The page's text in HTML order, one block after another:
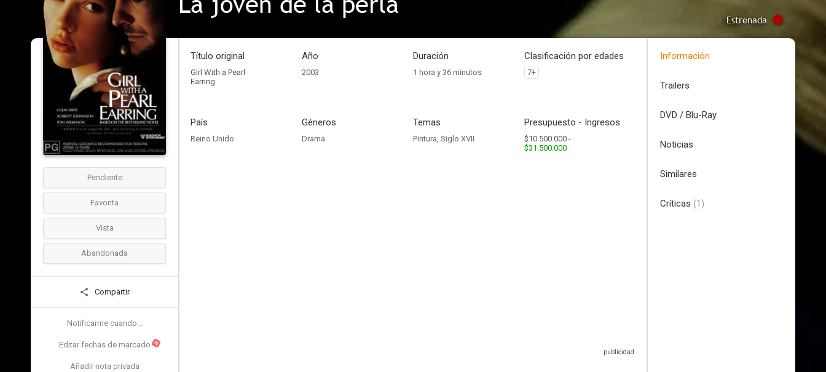
Estrenada
Pendiente
Favorita
Vista
Abandonada
Compartir
Notificarme cuando...
Editar fechas de marcado N
Añadir nota privada
Título original
Girl With a Pearl
Earring
Año
2003
Duración
1 hora y 36 minutos
Clasificación por edades
7+
País
Reino Unido
Géneros
Drama
Temas
Pintura, Siglo XVII
Presupuesto - Ingresos
$10.500.000 -
$31.500.000
Información
Trailers
DVD / Blu-Ray
Noticias
Similares
Críticas (1)